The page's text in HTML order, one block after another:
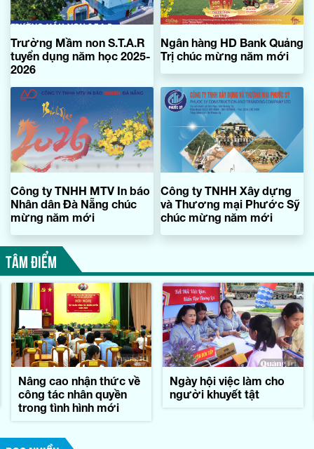
Trường Mầm non S.T.A.R
tuyển dụng năm học 2025-
2026
Ngân hàng HD Bank Quảng
Trị chúc mừng năm mới
Công ty TNHH MTV In báo
Nhân dân Đà Nẵng chúc
mừng năm mới
Công ty TNHH Xây dựng
và Thương mại Phước Sỹ
chúc mừng năm mới
TÂM ĐIỂM
Nâng cao nhận thức về
công tác nhân quyền
trong tình hình mới
Ngày hội việc làm cho
người khuyết tật